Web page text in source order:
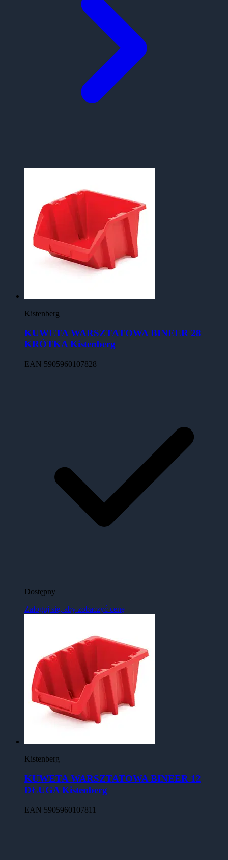
Kistenberg
KUWETA WARSZTATOWA BINEER 28
KRÓTKA Kistenberg
EAN 5905960107828
Dostępny
Zaloguj się, aby zobaczyć cenę
Kistenberg
KUWETA WARSZTATOWA BINEER 12
DŁUGA Kistenberg
EAN 5905960107811